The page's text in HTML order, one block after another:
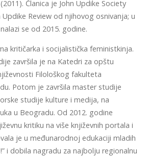
Članica je John Updike Society
Updike Review od njihovog osnivanja; u
se od 2015. godine.
kritičarka i socijalistička feministkinja.
završila je na Katedri za opštu
Filološkog fakulteta
Potom je završila master studije
studije kulture i medija, na
u Beogradu. Od 2012. godine
kritiku na više književnih portala i
je u međunarodnoj edukaciji mladih
i dobila nagradu za najbolju regionalnu